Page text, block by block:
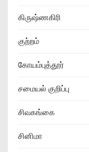
கிருஷ்ணகிரி
குற்றம்
கோயம்புத்தூர்
சமையல் குறிப்பு
சிவகங்கை
சினிமா